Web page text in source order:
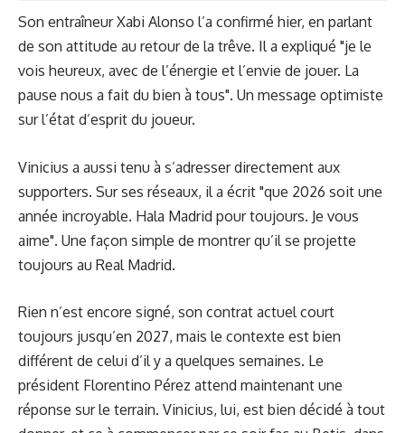
Son entraîneur Xabi Alonso l’a confirmé hier, en parlant
de son attitude au retour de la trêve. Il a expliqué "je le
vois heureux, avec de l’énergie et l’envie de jouer. La
pause nous a fait du bien à tous". Un message optimiste
sur l’état d’esprit du joueur.
Vinicius a aussi tenu à s’adresser directement aux
supporters. Sur ses réseaux, il a écrit "que 2026 soit une
année incroyable. Hala Madrid pour toujours. Je vous
aime". Une façon simple de montrer qu’il se projette
toujours au Real Madrid.
Rien n’est encore signé, son contrat actuel court
toujours jusqu’en 2027, mais le contexte est bien
différent de celui d’il y a quelques semaines. Le
président Florentino Pérez attend maintenant une
réponse sur le terrain. Vinicius, lui, est bien décidé à tout